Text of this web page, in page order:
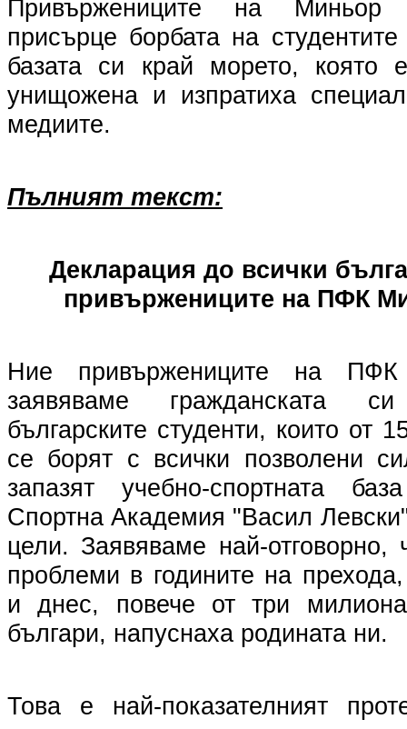
Привържениците на Миньор
присърце борбата на
базата си край морето,
унищожена и изпратиха
медиите.
Пълният текст:
Декларация до всички
привържениците на ПФК
Ние привържениците на
заявяваме гражданската
българските студенти, които от
се борят с всички позволени
запазят учебно-спортната
Спортна Академия "Васил
цели. Заявяваме най-отговорно,
проблеми в годините на
и днес, повече от три
българи, напуснаха родината ни.
Това е най-показателният